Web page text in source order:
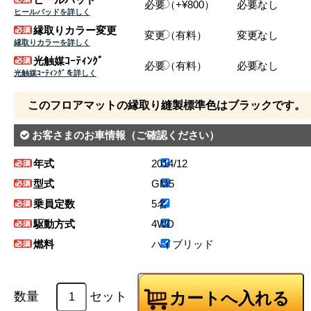
ヒールパッドを詳しく
必要（+¥800） 必要なし
縁取りカラー変更
縁取りカラーを詳しく
変更（有料） 変更なし
光触媒ｺｰﾃｨﾝｸﾞ
光触媒ｺｰﾃｨﾝｸﾞを詳しく
必要（有料） 必要なし
このフロアマットの縁取り縫製標準色はブラックです。
お客さまのお車情報 （ご確認ください）
年式
2014/12
型式
GM5
乗員定数
5名
駆動方式
4WD
燃料
ハイブリッド
数量 セット